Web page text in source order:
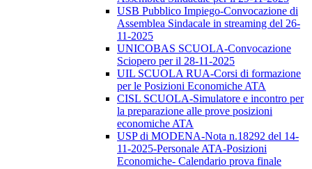
USB Pubblico Impiego-Convocazione di
Assemblea Sindacale in streaming del 26-
11-2025
UNICOBAS SCUOLA-Convocazione
Sciopero per il 28-11-2025
UIL SCUOLA RUA-Corsi di formazione
per le Posizioni Economiche ATA
CISL SCUOLA-Simulatore e incontro per
la preparazione alle prove posizioni
economiche ATA
USP di MODENA-Nota n.18292 del 14-
11-2025-Personale ATA-Posizioni
Economiche- Calendario prova finale